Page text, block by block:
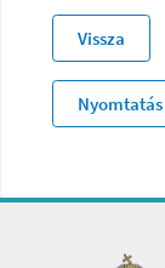
Vissza
Nyomtatás